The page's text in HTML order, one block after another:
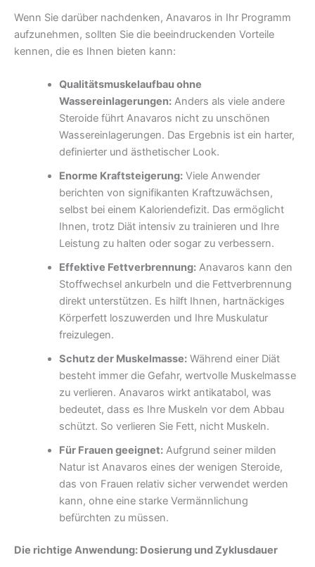
Wenn Sie darüber nachdenken, Anavaros in Ihr Programm
aufzunehmen, sollten Sie die beeindruckenden Vorteile
kennen, die es Ihnen bieten kann:
Qualitätsmuskelaufbau ohne
Wassereinlagerungen:Anders als viele andere
Steroide führt Anavaros nicht zu unschönen
Wassereinlagerungen. Das Ergebnis ist ein harter,
definierter und ästhetischer Look.
Enorme Kraftsteigerung:Viele Anwender
berichten von signifikanten Kraftzuwächsen,
selbst bei einem Kaloriendefizit. Das ermöglicht
Ihnen, trotz Diät intensiv zu trainieren und Ihre
Leistung zu halten oder sogar zu verbessern.
Effektive Fettverbrennung:Anavaros kann den
Stoffwechsel ankurbeln und die Fettverbrennung
direkt unterstützen. Es hilft Ihnen, hartnäckiges
Körperfett loszuwerden und Ihre Muskulatur
freizulegen.
Schutz der Muskelmasse:Während einer Diät
besteht immer die Gefahr, wertvolle Muskelmasse
zu verlieren. Anavaros wirkt antikatabol, was
bedeutet, dass es Ihre Muskeln vor dem Abbau
schützt. So verlieren Sie Fett, nicht Muskeln.
Für Frauen geeignet:Aufgrund seiner milden
Natur ist Anavaros eines der wenigen Steroide,
das von Frauen relativ sicher verwendet werden
kann, ohne eine starke Vermännlichung
befürchten zu müssen.
Die richtige Anwendung: Dosierung und Zyklusdauer